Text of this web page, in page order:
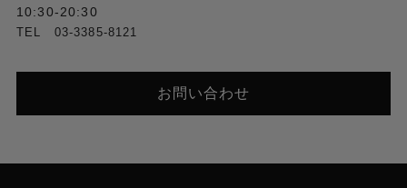
10:30-20:30
TEL 03-3385-8121
お問い合わせ